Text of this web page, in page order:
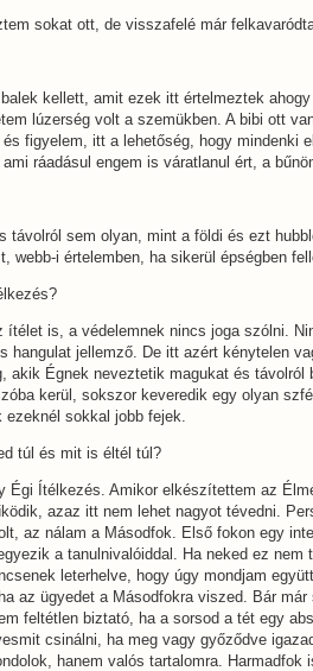
sokat ott, de visszafelé már
kellett, amit ezek itt értelmeztek
lúzerség volt a szemükben. A bibi ott
figyelem, itt a lehetőség, hogy mindenki
ráadásul engem is váratlanul ért, a
távolról sem olyan, mint a földi és ezt
webb-i értelemben, ha sikerül épségben
ítélet is, a védelemnek nincs joga szólni.
hangulat jellemző. De itt azért kénytelen
akik Égnek neveztetik magukat és távolról
kerül, sokszor keveredik egy olyan
ezeknél sokkal jobb fejek.
túl és mit is éltél túl?
Égi Ítélkezés. Amikor elkészítettem az
azaz itt nem lehet nagyot tévedni.
az nálam a Másodfok. Első fokon egy
a tanulnivalóiddal. Ha neked ez
leterhelve, hogy úgy mondjam
az ügyedet a Másodfokra viszed. Bár
feltétlen biztató, ha a sorsod a tét egy
csinálni, ha meg vagy győződve
hanem valós tartalomra.